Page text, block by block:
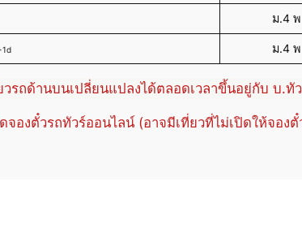
ม.4 พ
ม.4 พ
วรถด้านบนเปลี่ยนแปลงได้ตลอดเวลาขึ้นอยู่กับ บ.ทั
จองตั๋วรถทัวร์ออนไลน์ (อาจมีเที่ยวที่ไม่เปิดให้จอ